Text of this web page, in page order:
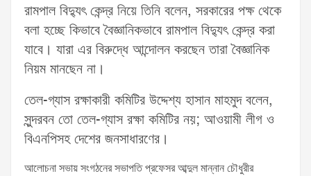
রামপাল বিদ্যুৎ কেন্দ্র নিয়ে তিনি বলেন, সরকারের পক্ষ থেকে
বলা হচ্ছে কিভাবে বৈজ্ঞানিকভাবে রামপাল বিদ্যুৎ কেন্দ্র করা
যাবে। যারা এর বিরুদ্ধে আন্দোলন করছেন তারা বৈজ্ঞানিক
নিয়ম মানছেন না।
তেল-গ্যাস রক্ষাকারী কমিটির উদ্দেশ্য হাসান মাহমুদ বলেন,
সুন্দরবন তো তেল-গ্যাস রক্ষা কমিটির নয়; আওয়ামী লীগ ও
বিএনপিসহ দেশের জনসাধারণের।
আলোচনা সভায় সংগঠনের সভাপতি প্রফেসর আব্দুল মান্নান চৌধুরীর